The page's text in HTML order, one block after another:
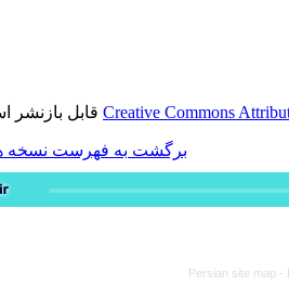
قابل بازنشر است.
فهرست نسخه ها